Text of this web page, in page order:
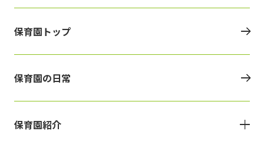
保育園トップ
保育園の日常
保育園紹介